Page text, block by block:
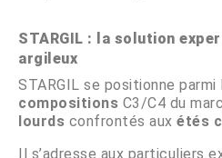
STARGIL : la solution
argileux
STARGIL se positionne parmi
compositions C3/C4 du
lourds confrontés aux étés
Il s’adresse aux particuliers